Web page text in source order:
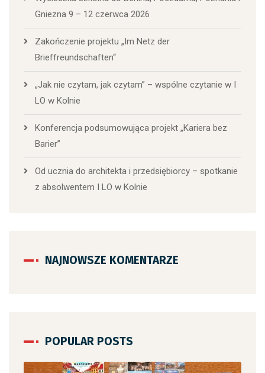
Gniezna 9 – 12 czerwca 2026
Zakończenie projektu „Im Netz der
Brieffreundschaften“
„Jak nie czytam, jak czytam” – wspólne czytanie w I
LO w Kolnie
Konferencja podsumowująca projekt „Kariera bez
Barier”
Od ucznia do architekta i przedsiębiorcy – spotkanie
z absolwentem I LO w Kolnie
NAJNOWSZE KOMENTARZE
POPULAR POSTS